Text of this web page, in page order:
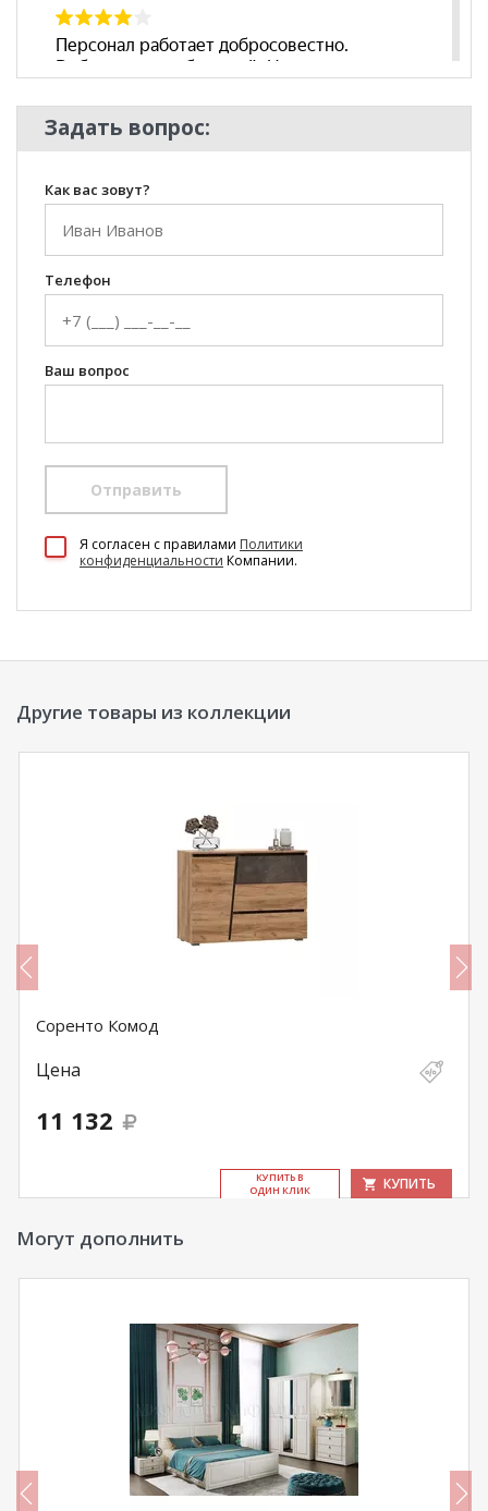
Задать вопрос:
Как вас зовут?
Телефон
Ваш вопрос
Отправить
Я согласен c правилами Политики
конфиденциальности Компании.
Другие товары из коллекции
Соренто Комод
Цена
11 132
КУ­ПИТЬ В
ОДИН КЛИК
КУПИТЬ
Могут дополнить